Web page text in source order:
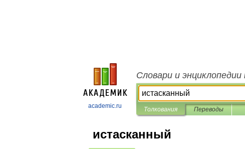
academic.ru
Словари и
Толкования Переводы
истасканный